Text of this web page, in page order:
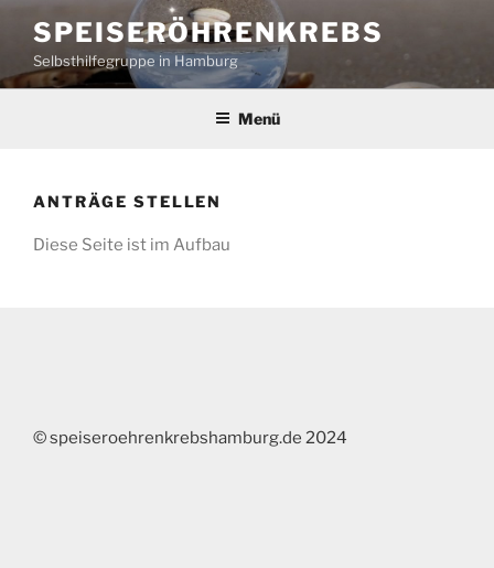
Inhalt
springen
SPEISERÖHRENKREBS
Selbsthilfegruppe in Hamburg
Menü
ANTRÄGE STELLEN
Diese Seite ist im Aufbau
© speiseroehrenkrebshamburg.de 2024